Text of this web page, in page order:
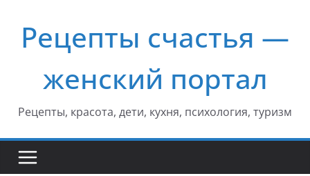
содержимому
Рецепты счастья —
женский портал
Рецепты, красота, дети, кухня, психология, туризм